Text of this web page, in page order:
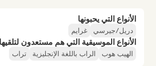
الأنواع التي يحبونها
دريل/جيرسي غرايم
الأنواع الموسيقية التي هم مستعدون
الهيب هوب الراب باللغة الإنجليزية تراب